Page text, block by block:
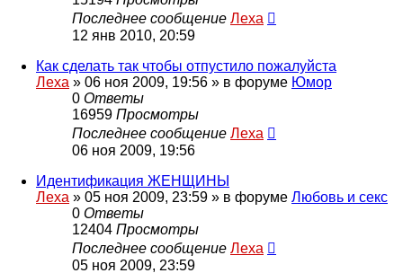
Последнее сообщение Леха
12 янв 2010, 20:59
Как сделать так чтобы отпустило пожалуйста
Леха » 06 ноя 2009, 19:56 » в форуме Юмор
0 Ответы
16959 Просмотры
Последнее сообщение Леха
06 ноя 2009, 19:56
Идентификация ЖЕНЩИНЫ
Леха » 05 ноя 2009, 23:59 » в форуме Любовь и секс
0 Ответы
12404 Просмотры
Последнее сообщение Леха
05 ноя 2009, 23:59